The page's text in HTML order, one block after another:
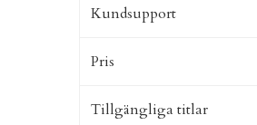
Kundsupport
Pris
Tillgängliga titlar